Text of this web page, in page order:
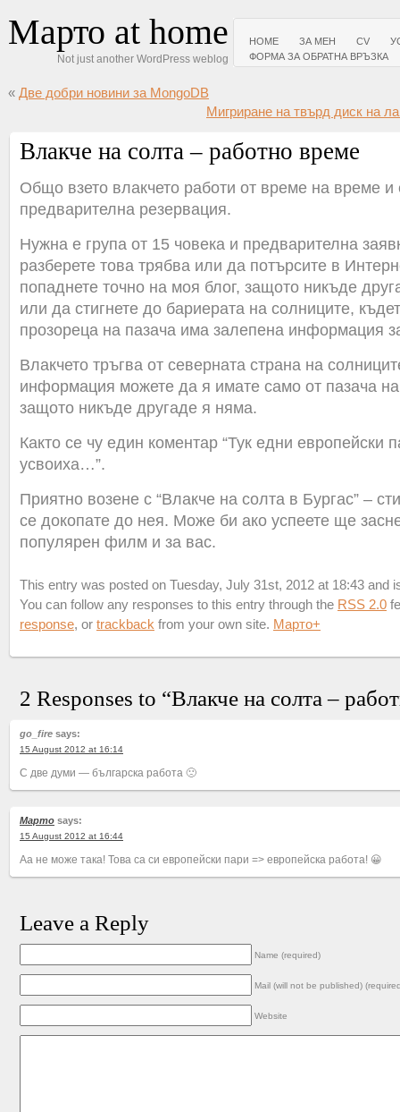
Марто at home
Not just another WordPress weblog
HOME ЗА МЕН CV
ФОРМА ЗА ОБРАТНА ВРЪЗКА
« Две добри новини за MongoDB
Мигриране на твърд диск на
Влакче на солта – работно време
Общо взето влакчето работи от време на време и
предварителна резервация.
Нужна е група от 15 човека и предварителна
разберете това трябва или да потърсите в
попаднете точно на моя блог, защото никъде
или да стигнете до бариерата на солниците,
прозореца на пазача има залепена информация
Влакчето тръгва от северната страна на
информация можете да я имате само от пазача
защото никъде другаде я няма.
Както се чу един коментар “Тук едни европейски
усвоиха…”.
Приятно возене с “Влакче на солта в Бургас” –
се докопате до нея. Може би ако успеете ще
популярен филм и за вас.
This entry was posted on Tuesday, July 31st, 2012 at 18:43 and
You can follow any responses to this entry through the RSS 2.0
response, or trackback from your own site. Марто+
2 Responses to “Влакче на солта –
go_fire says:
15 August 2012 at 16:14
С две думи — българска работа 🙁
Марто says:
15 August 2012 at 16:44
Аа не може така! Това са си европейски пари => европейска работа! 😀
Leave a Reply
Name (required)
Mail (will not be published)
Website